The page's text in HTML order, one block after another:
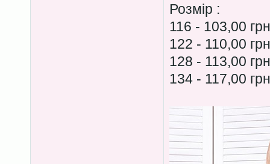
Розмір :
116 - 103,00 грн
122 - 110,00 грн
128 - 113,00 грн
134 - 117,00 грн